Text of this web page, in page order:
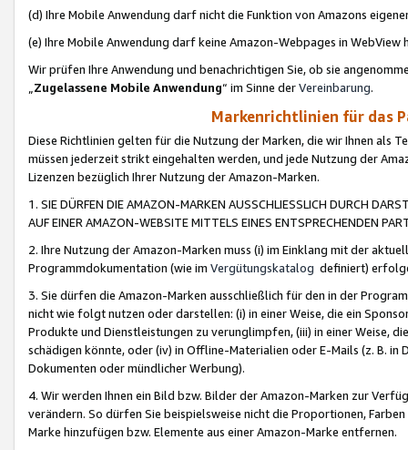
(d) Ihre Mobile Anwendung darf nicht die Funktion von Amazons
(e) Ihre Mobile Anwendung darf keine Amazon-Webpages in WebView
Wir prüfen Ihre Anwendung und benachrichtigen Sie, ob sie
„Zugelassene Mobile Anwendung“ im Sinne derVereinbarung.
Markenrichtlinien für das
Diese Richtlinien gelten für die Nutzung der Marken, die wir Ihnen als
müssen jederzeit strikt eingehalten werden, und jede Nutzung der
Lizenzen bezüglich Ihrer Nutzung der Amazon-Marken.
1. SIE DÜRFEN DIE AMAZON-MARKEN AUSSCHLIESSLICH DURCH
AUF EINER AMAZON-WEBSITE MITTELS EINES ENTSPRECHENDEN
2. Ihre Nutzung der Amazon-Marken muss (i) im Einklang mit der
Programmdokumentation (wie im Vergütungskatalog definiert)
3. Sie dürfen die Amazon-Marken ausschließlich für den in der
nicht wie folgt nutzen oder darstellen: (i) in einer Weise, die ein
Produkte und Dienstleistungen zu verunglimpfen, (iii) in einer Weise,
schädigen könnte, oder (iv) in Offline-Materialien oder E-Mails (z. B. in
Dokumenten oder mündlicher Werbung).
4. Wir werden Ihnen ein Bild bzw. Bilder der Amazon-Marken zur
verändern. So dürfen Sie beispielsweise nicht die Proportionen,
Marke hinzufügen bzw. Elemente aus einer Amazon-Marke entfernen.